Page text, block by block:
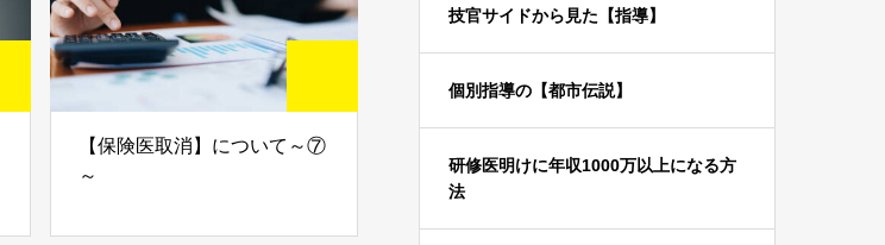
【保険医取消】について～⑦
～
技官サイドから見た【指導】
個別指導の【都市伝説】
研修医明けに年収1000万以上になる方
法